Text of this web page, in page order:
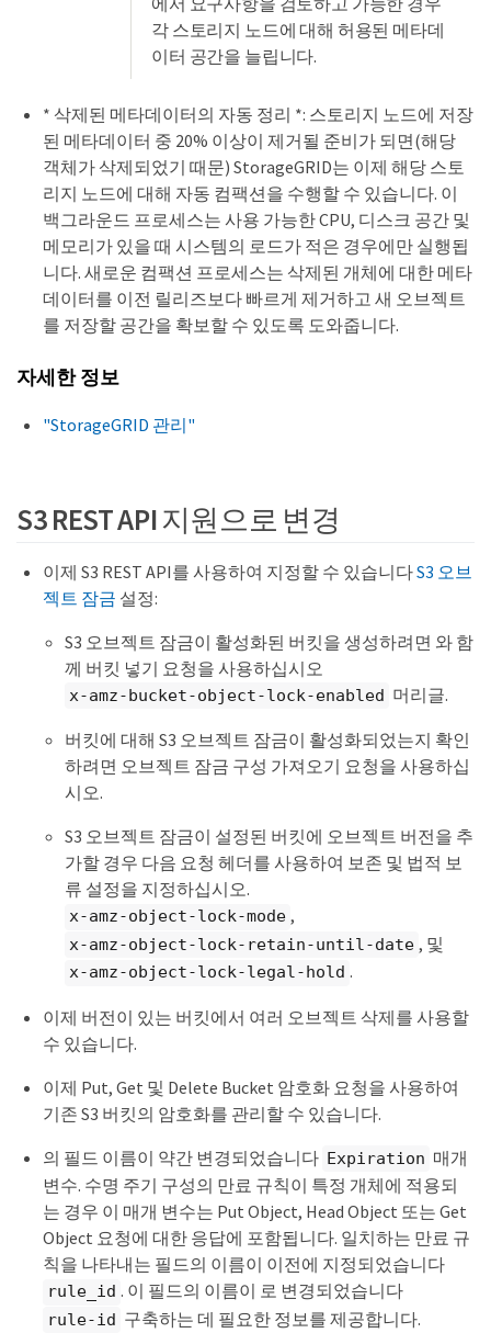
각 스토리지 노드에 대해 허용된 메타데
이터 공간을 늘립니다.
* 삭제된 메타데이터의 자동 정리 *: 스토리지 노드에 저장
된 메타데이터 중 20% 이상이 제거될 준비가 되면(해당
객체가 삭제되었기 때문) StorageGRID는 이제 해당 스토
리지 노드에 대해 자동 컴팩션을 수행할 수 있습니다. 이
백그라운드 프로세스는 사용 가능한 CPU, 디스크 공간 및
메모리가 있을 때 시스템의 로드가 적은 경우에만 실행됩
니다. 새로운 컴팩션 프로세스는 삭제된 개체에 대한 메타
데이터를 이전 릴리즈보다 빠르게 제거하고 새 오브젝트
를 저장할 공간을 확보할 수 있도록 도와줍니다.
자세한 정보
"StorageGRID 관리"
S3 REST API 지원으로 변경
이제 S3 REST API를 사용하여 지정할 수 있습니다S3 오브
젝트 잠금 설정:
S3 오브젝트 잠금이 활성화된 버킷을 생성하려면 와 함
께 버킷 넣기 요청을 사용하십시오
x-amz-bucket-object-lock-enabled 머리글.
버킷에 대해 S3 오브젝트 잠금이 활성화되었는지 확인
하려면 오브젝트 잠금 구성 가져오기 요청을 사용하십
시오.
S3 오브젝트 잠금이 설정된 버킷에 오브젝트 버전을 추
가할 경우 다음 요청 헤더를 사용하여 보존 및 법적 보
류 설정을 지정하십시오.
x-amz-object-lock-mode ,
x-amz-object-lock-retain-until-date , 및
x-amz-object-lock-legal-hold .
이제 버전이 있는 버킷에서 여러 오브젝트 삭제를 사용할
수 있습니다.
이제 Put, Get 및 Delete Bucket 암호화 요청을 사용하여
기존 S3 버킷의 암호화를 관리할 수 있습니다.
의 필드 이름이 약간 변경되었습니다 Expiration 매개
변수. 수명 주기 구성의 만료 규칙이 특정 개체에 적용되
는 경우 이 매개 변수는 Put Object, Head Object 또는 Get
Object 요청에 대한 응답에 포함됩니다. 일치하는 만료 규
칙을 나타내는 필드의 이름이 이전에 지정되었습니다
rule_id . 이 필드의 이름이 로 변경되었습니다
rule-id 구축하는 데 필요한 정보를 제공합니다.